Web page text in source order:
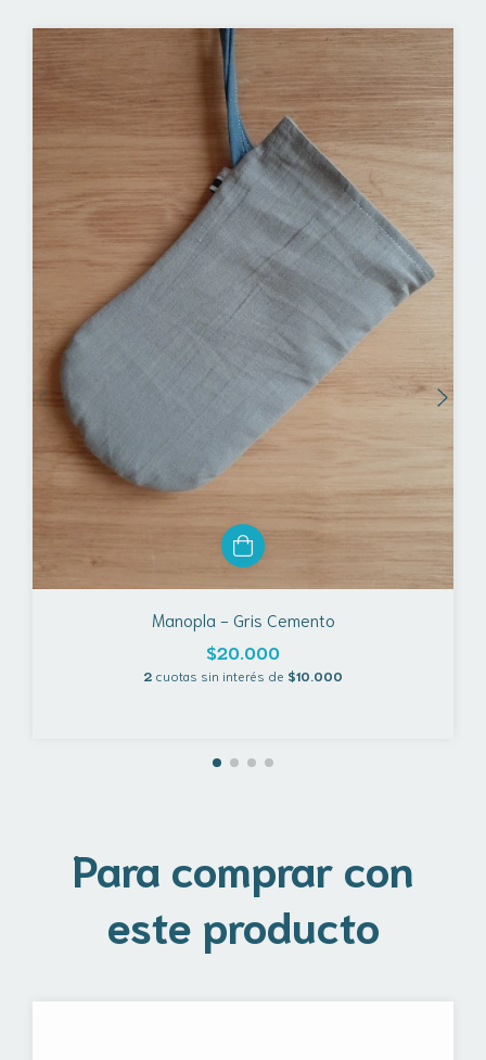
Manopla - Gris Cemento
$20.000
2 cuotas sin interés de $10.000
Para comprar con
este producto